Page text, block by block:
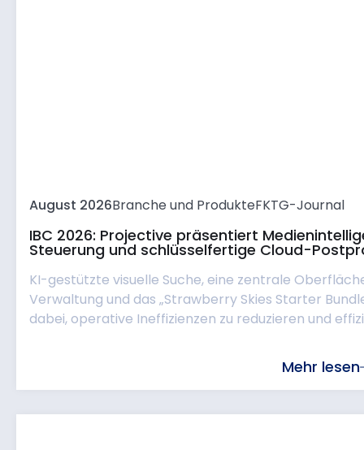
August 2026Branche und ProdukteFKTG-Journal
IBC 2026: Projective präsentiert
Steuerung und schlüsselfertige Cloud-
KI-gestützte visuelle Suche, eine zentrale
Verwaltung und das „Strawberry Skies Starter
dabei, operative Ineffizienzen zu reduzieren und
Mehr lesen